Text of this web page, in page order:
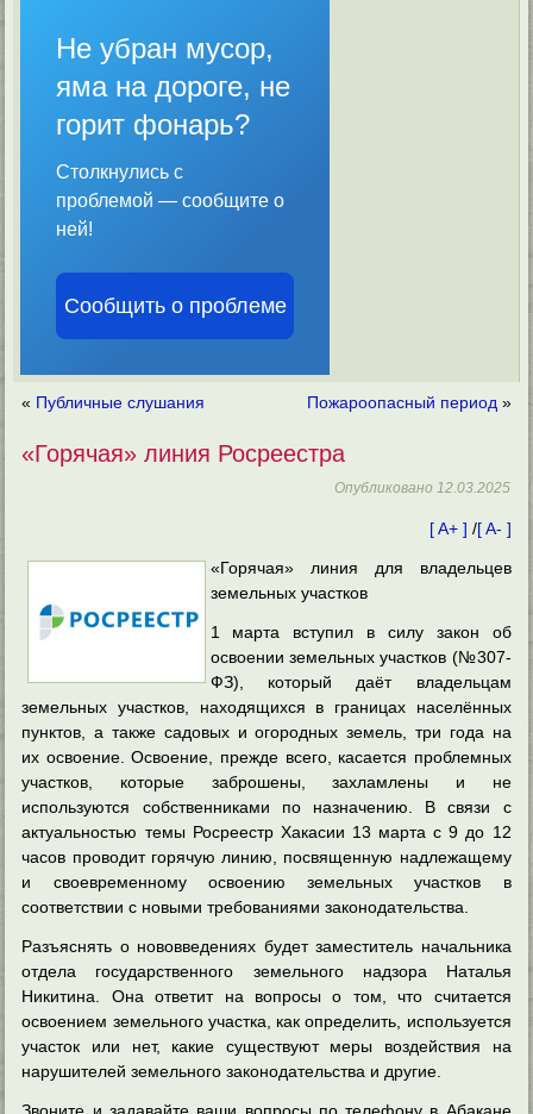
Не убран мусор,
яма на дороге, не
горит фонарь?
Столкнулись с
проблемой — сообщите о
ней!
Сообщить о проблеме
« Публичные слушания Пожароопасный период »
«Горячая» линия Росреестра
Опубликовано 12.03.2025
[ A+ ] /[ A- ]
«Горячая» линия для владельцев
земельных участков
1 марта вступил в силу закон об
освоении земельных участков (№307-
ФЗ), который даёт владельцам
земельных участков, находящихся в границах населённых
пунктов, а также садовых и огородных земель, три года на
их освоение. Освоение, прежде всего, касается проблемных
участков, которые заброшены, захламлены и не
используются собственниками по назначению. В связи с
актуальностью темы Росреестр Хакасии 13 марта с 9 до 12
часов проводит горячую линию, посвященную надлежащему
и своевременному освоению земельных участков в
соответствии с новыми требованиями законодательства.
Разъяснять о нововведениях будет заместитель начальника
отдела государственного земельного надзора Наталья
Никитина. Она ответит на вопросы о том, что считается
освоением земельного участка, как определить, используется
участок или нет, какие существуют меры воздействия на
нарушителей земельного законодательства и другие.
Звоните и задавайте ваши вопросы по телефону в Абакане